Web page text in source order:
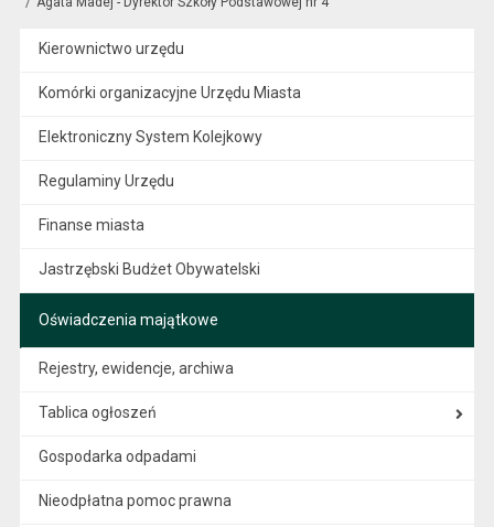
Kierownictwo urzędu
Komórki organizacyjne Urzędu Miasta
Elektroniczny System Kolejkowy
Regulaminy Urzędu
Finanse miasta
Jastrzębski Budżet Obywatelski
Oświadczenia majątkowe
Rejestry, ewidencje, archiwa
Tablica ogłoszeń
Gospodarka odpadami
Nieodpłatna pomoc prawna